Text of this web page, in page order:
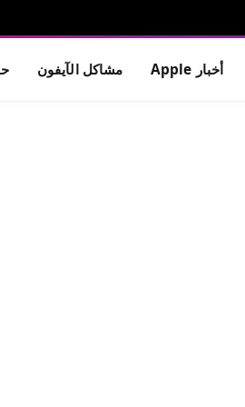
أخبار Apple مشاكل الآيفون